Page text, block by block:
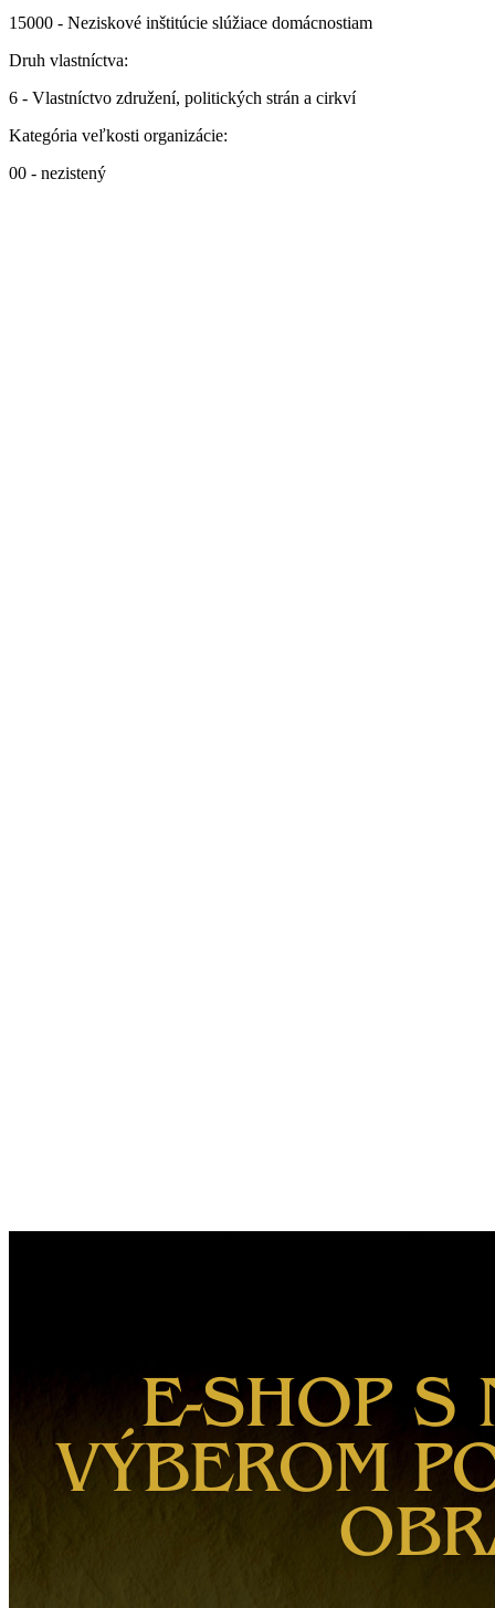
15000 - Neziskové inštitúcie slúžiace domácnostiam
Druh vlastníctva:
6 - Vlastníctvo združení, politických strán a cirkví
Kategória veľkosti organizácie:
00 - nezistený